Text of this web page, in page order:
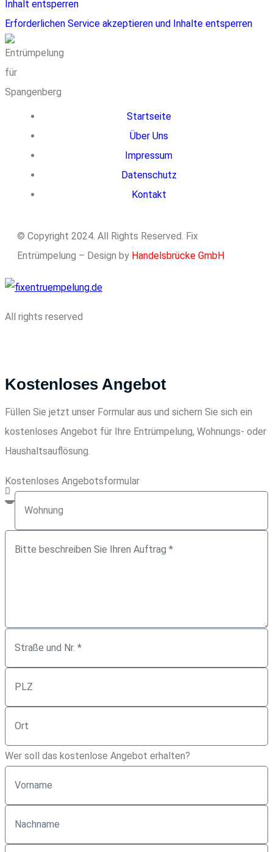
Inhalt entsperren
Erforderlichen Service akzeptieren und Inhalte entsperren
Startseite
Über Uns
Impressum
Datenschutz
Kontakt
© Copyright 2024. All Rights Reserved. Fix
Entrümpelung – Design by Handelsbrücke GmbH
All rights reserved
Kostenloses Angebot
Füllen Sie jetzt unser Formular aus und sichern Sie sich ein
kostenloses Angebot für Ihre Entrümpelung, Wohnungs- oder
Haushaltsauflösung.
Kostenloses Angebotsformular
Wer soll das kostenlose Angebot erhalten?